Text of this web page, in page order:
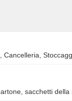
Cancelleria,
sacchetti della